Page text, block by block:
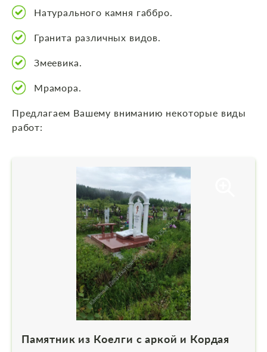
Натурального камня габбро.
Гранита различных видов.
Змеевика.
Мрамора.
Предлагаем Вашему вниманию некоторые виды
работ:
Памятник из Коелги с аркой и Кордая